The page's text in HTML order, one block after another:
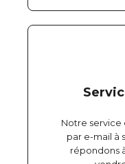
Notre service
par e-mail à
répondons